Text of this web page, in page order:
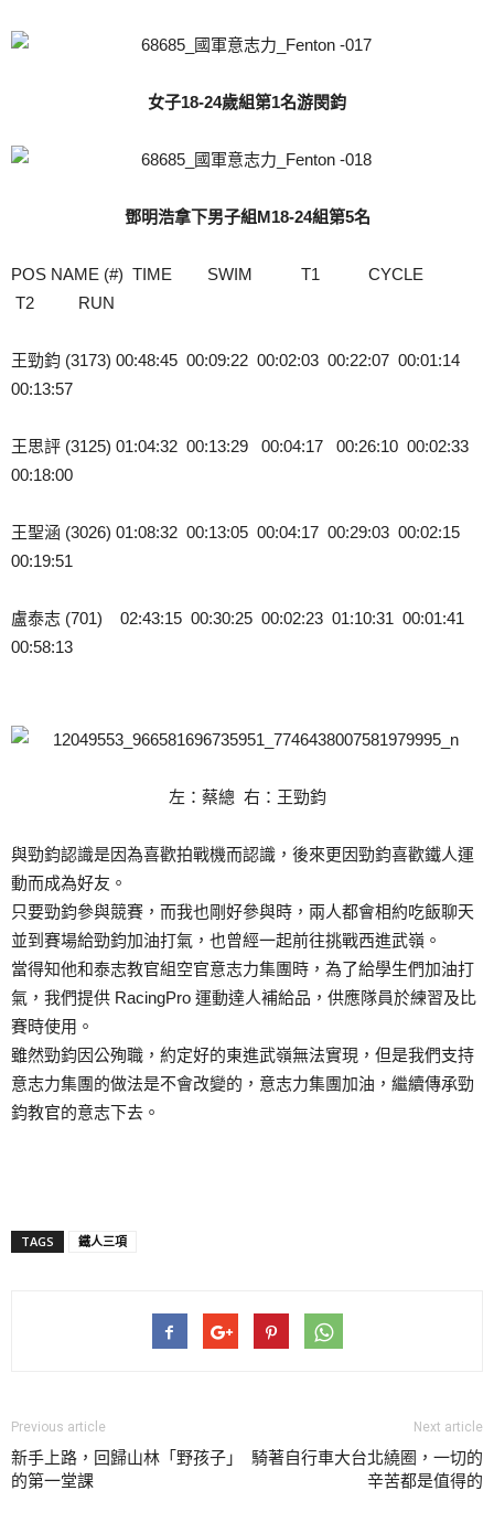
女子18-24歲組第1名游閔鈞
鄧明浩拿下男子組M18-24組第5名
POS NAME (#) TIME SWIM T1 CYCLE
T2 RUN
王勁鈞 (3173) 00:48:45 00:09:22 00:02:03 00:22:07 00:01:14
00:13:57
王思評 (3125) 01:04:32 00:13:29 00:04:17 00:26:10 00:02:33
00:18:00
王聖涵 (3026) 01:08:32 00:13:05 00:04:17 00:29:03 00:02:15
00:19:51
盧泰志 (701) 02:43:15 00:30:25 00:02:23 01:10:31 00:01:41
00:58:13
左：蔡總 右：王勁鈞
與勁鈞認識是因為喜歡拍戰機而認識，後來更因勁鈞喜歡鐵人運
動而成為好友。
只要勁鈞參與競賽，而我也剛好參與時，兩人都會相約吃飯聊天
並到賽場給勁鈞加油打氣，也曾經一起前往挑戰西進武嶺。
當得知他和泰志教官組空官意志力集團時，為了給學生們加油打
氣，我們提供 RacingPro 運動達人補給品，供應隊員於練習及比
賽時使用。
雖然勁鈞因公殉職，約定好的東進武嶺無法實現，但是我們支持
意志力集團的做法是不會改變的，意志力集團加油，繼續傳承勁
鈞教官的意志下去。
TAGS 鐵人三項
Previous article
新手上路，回歸山林「野孩子」
的第一堂課
Next article
騎著自行車大台北繞圈，一切的
辛苦都是值得的